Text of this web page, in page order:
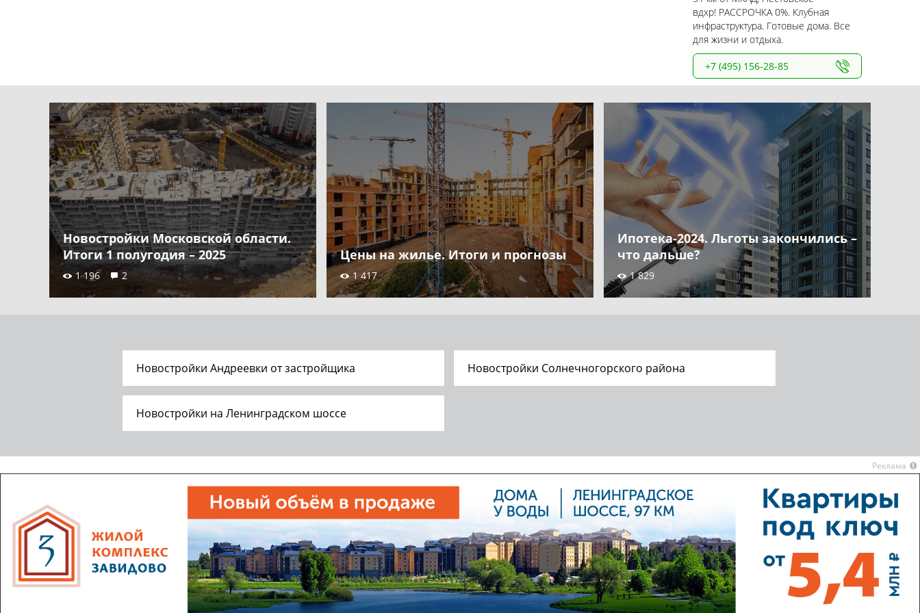
вдхр! РАССРОЧКА 0%. Клубная
инфраструктура. Готовые дома. Все
для жизни и отдыха.
+7 (495) 156-28-85
Новостройки Московской области.
Итоги 1 полугодия – 2025
1 196 2
Цены на жилье. Итоги и прогнозы
1 417
Ипотека-2024. Льготы закончились –
что дальше?
1 829
Новостройки Андреевки от застройщика Новостройки Солнечногорского района
Новостройки на Ленинградском шоссе
Реклама